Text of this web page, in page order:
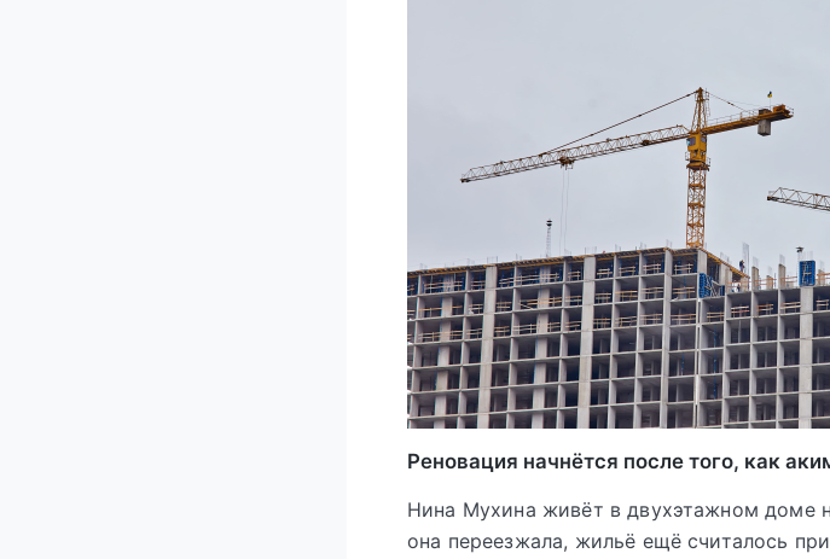
Реновация начнётся после того, как
Нина Мухина живёт в двухэтажном доме
она переезжала, жильё ещё считалось